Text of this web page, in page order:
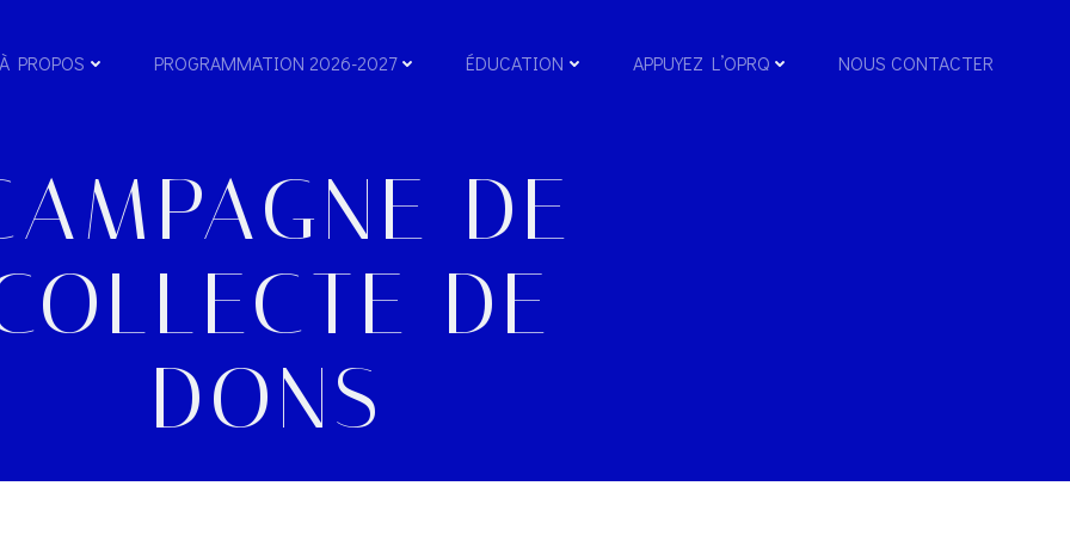
À PROPOS PROGRAMMATION 2026-2027 ÉDUCATION APPUYEZ L’OPRQ NOUS CONTACTER
DE
DE
DONS